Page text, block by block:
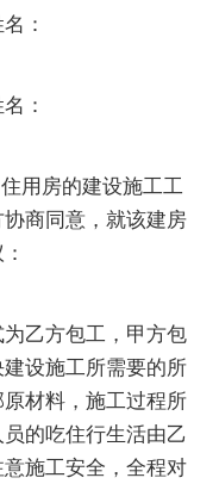
：
：
用房的建设施工工
商同意，就该建房
乙方包工，甲方包
设施工所需要的所
材料，施工过程所
的吃住行生活由乙
施工安全，全程对